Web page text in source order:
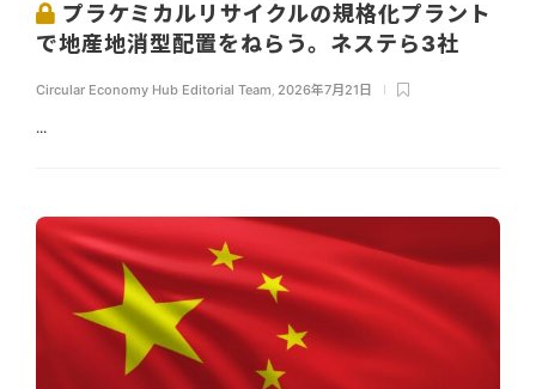
プラケミカルリサイクルの規格化プラント
で地産地消型配置をねらう。ネステら3社
Circular Economy Hub Editorial Team, 2026年7月21日
...